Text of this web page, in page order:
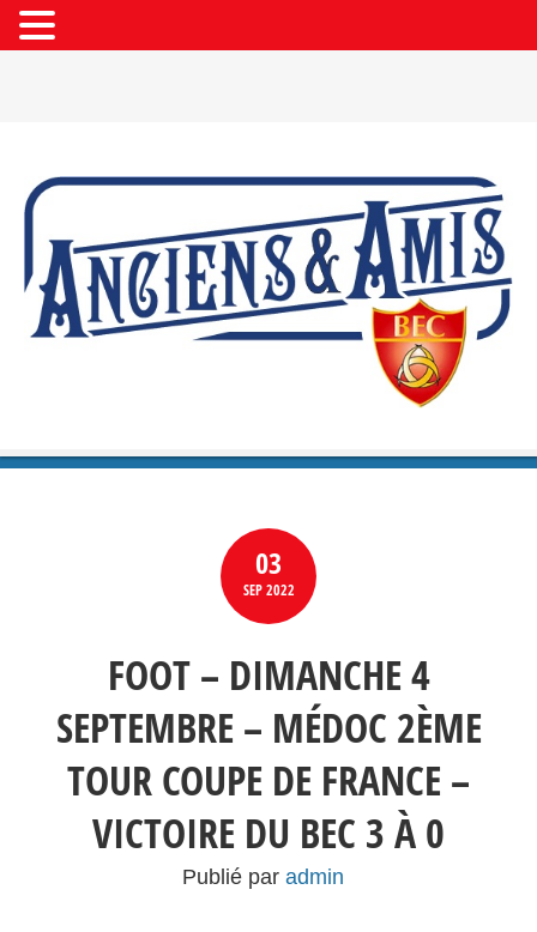
03
SEP2022
FOOT – DIMANCHE 4
SEPTEMBRE – MÉDOC 2ÈME
TOUR COUPE DE FRANCE –
VICTOIRE DU BEC 3 À 0
Publié par admin